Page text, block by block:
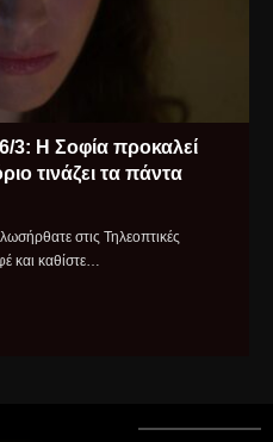
3: Η Σοφία προκαλεί
τινάζει τα πάντα
στις Τηλεοπτικές
και καθίστε…